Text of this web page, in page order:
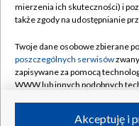
Naziemna Telewizja
Rada Programowa
System NOS
Informacje o nadawcy
mierzenia ich skuteczności) i
także zgody na udostępnianie
Twoje dane osobowe zbierane
poszczególnych serwisów
zapisywane za pomocą
WWW lub innych podobnych
ruchu w Internecie.Akceptuję i